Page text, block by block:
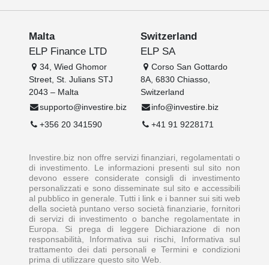
Malta
ELP Finance LTD
34, Wied Ghomor
Street, St. Julians STJ
2043 – Malta
supporto@investire.biz
+356 20 341590
Switzerland
ELP SA
Corso San Gottardo
8A, 6830 Chiasso,
Switzerland
info@investire.biz
+41 91 9228171
Investire.biz non offre servizi finanziari, regolamentati o
di investimento. Le informazioni presenti sul sito non
devono essere considerate consigli di investimento
personalizzati e sono disseminate sul sito e accessibili
al pubblico in generale. Tutti i link e i banner sui siti web
della società puntano verso società finanziarie, fornitori
di servizi di investimento o banche regolamentate in
Europa. Si prega di leggere Dichiarazione di non
responsabilità, Informativa sui rischi, Informativa sul
trattamento dei dati personali e Termini e condizioni
prima di utilizzare questo sito Web.